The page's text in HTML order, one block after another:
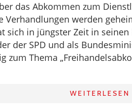
das Abkommen zum
Verhandlungen werden
sich in jüngster Zeit in
der SPD und als
zum Thema
WEITERLESEN